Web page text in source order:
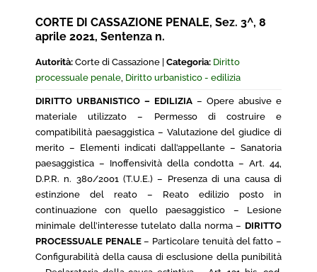
CORTE DI CASSAZIONE PENALE, Sez. 3^, 8
aprile 2021, Sentenza n.
Autorità: Corte di Cassazione | Categoria: Diritto
processuale penale, Diritto urbanistico - edilizia
DIRITTO URBANISTICO – EDILIZIA – Opere abusive e
materiale utilizzato – Permesso di costruire e
compatibilità paesaggistica – Valutazione del giudice di
merito – Elementi indicati dall’appellante – Sanatoria
paesaggistica – Inoffensività della condotta – Art. 44,
D.P.R. n. 380/2001 (T.U.E.) – Presenza di una causa di
estinzione del reato – Reato edilizio posto in
continuazione con quello paesaggistico – Lesione
minimale dell’interesse tutelato dalla norma – DIRITTO
PROCESSUALE PENALE– Particolare tenuità del fatto –
Configurabilità della causa di esclusione della punibilità